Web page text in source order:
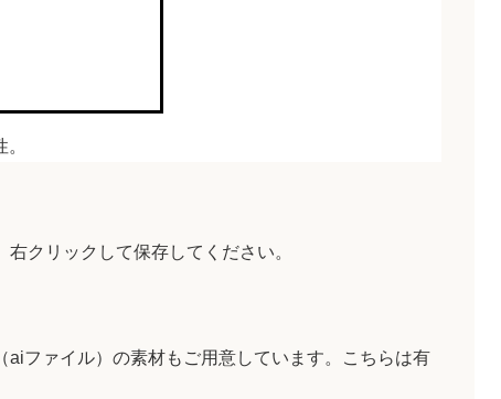
クリックして保存してください。
ファイル）の素材もご用意しています。こちらは有